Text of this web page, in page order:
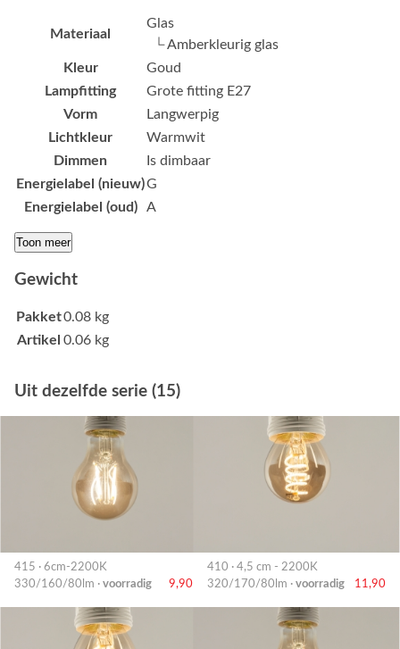
Materiaal
Glas
└ Amberkleurig glas
Kleur
Goud
Lampfitting
Grote fitting E27
Vorm
Langwerpig
Lichtkleur
Warmwit
Dimmen
Is dimbaar
Energielabel (nieuw)G
Energielabel (oud)
A
Toon meer
Gewicht
Pakket0.08 kg
Artikel 0.06 kg
Uit dezelfde serie (15)
415 · 6cm-2200K
330/160/80lm · voorradig 9,90
410 · 4,5 cm - 2200K
320/170/80lm · voorradig 11,90